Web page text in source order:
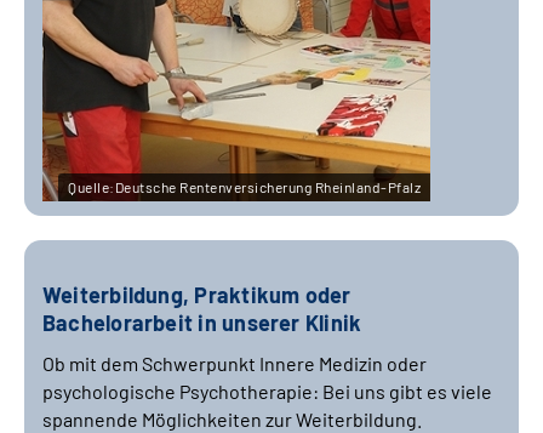
Quelle:Deutsche Rentenversicherung Rheinland-Pfalz
Weiterbildung, Praktikum oder
Bachelorarbeit in unserer Klinik
Ob mit dem Schwerpunkt Innere Medizin oder
psychologische Psychotherapie: Bei uns gibt es viele
spannende Möglichkeiten zur Weiterbildung.